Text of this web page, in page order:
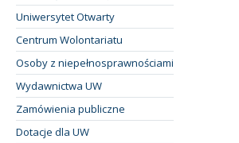
Uniwersytet Otwarty
Centrum Wolontariatu
Osoby z niepełnosprawnościami
Wydawnictwa UW
Zamówienia publiczne
Dotacje dla UW